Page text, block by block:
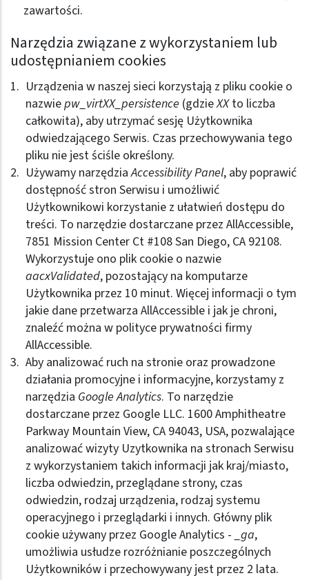
zawartości.
Narzędzia związane z wykorzystaniem lub
udostępnianiem cookies
Urządzenia w naszej sieci korzystają z pliku cookie o
nazwiepw_virtXX_persistence (gdzieXXto liczba
całkowita), aby utrzymać sesję Użytkownika
odwiedzającego Serwis. Czas przechowywania tego
pliku nie jest ściśle określony.
Używamy narzędziaAccessibility Panel, aby poprawić
dostępność stron Serwisu i umożliwić
Użytkownikowi korzystanie z ułatwień dostępu do
treści. To narzędzie dostarczane przez AllAccessible,
7851 Mission Center Ct #108 San Diego, CA 92108.
Wykorzystuje ono plik cookie o nazwie
aacxValidated, pozostający na komputarze
Użytkownika przez 10 minut. Więcej informacji o tym
jakie dane przetwarza AllAccessible i jak je chroni,
znaleźć można w polityce prywatności firmy
AllAccessible.
Aby analizować ruch na stronie oraz prowadzone
działania promocyjne i informacyjne, korzystamy z
narzędzia Google Analytics. To narzędzie
dostarczane przez Google LLC. 1600 Amphitheatre
Parkway Mountain View, CA 94043, USA, pozwalające
analizować wizyty Uzytkownika na stronach Serwisu
z wykorzystaniem takich informacji jak kraj/miasto,
liczba odwiedzin, przeglądane strony, czas
odwiedzin, rodzaj urządzenia, rodzaj systemu
operacyjnego i przeglądarki i innych. Główny plik
cookie używany przez Google Analytics -_ga,
umożliwia usłudze rozróżnianie poszczególnych
Użytkowników i przechowywany jest przez 2 lata.